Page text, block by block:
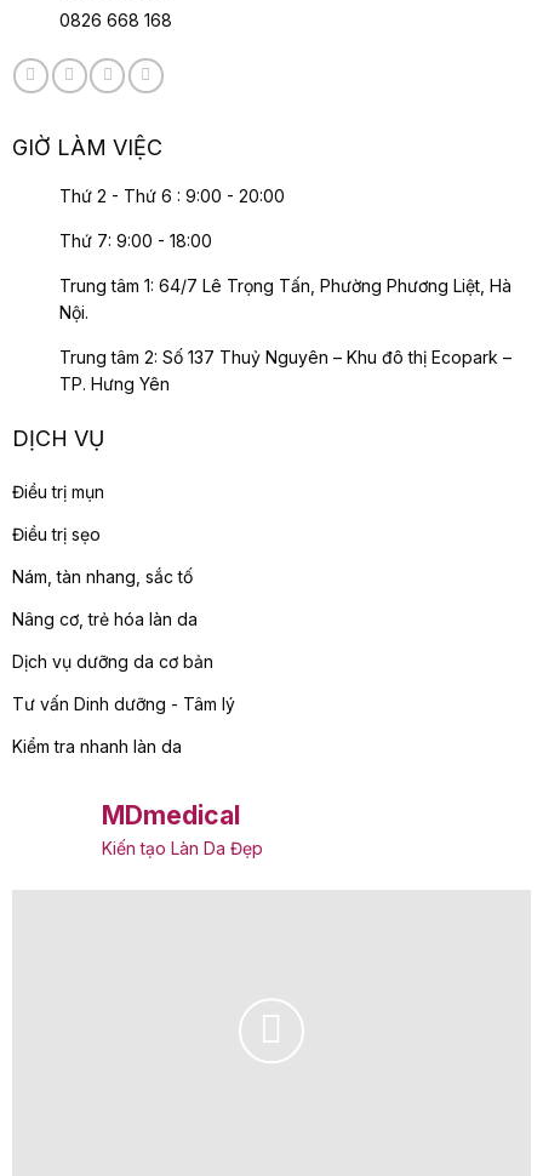
0826 668 168
GIỜ LÀM VIỆC
Thứ 2 - Thứ 6 : 9:00 - 20:00
Thứ 7: 9:00 - 18:00
Trung tâm 1: 64/7 Lê Trọng Tấn, Phường Phương Liệt, Hà
Nội.
Trung tâm 2: Số 137 Thuỷ Nguyên – Khu đô thị Ecopark –
TP. Hưng Yên
DỊCH VỤ
Điều trị mụn
Điều trị sẹo
Nám, tàn nhang, sắc tố
Nâng cơ, trẻ hóa làn da
Dịch vụ dưỡng da cơ bản
Tư vấn Dinh dưỡng - Tâm lý
Kiểm tra nhanh làn da
MDmedical
Kiến tạo Làn Da Đẹp